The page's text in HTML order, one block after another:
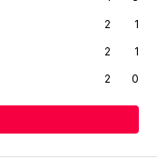
2
1
2
1
2 0